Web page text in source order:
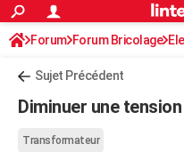
ACTUALITÉS
Politique
Société
Faits Divers
Education
Monde
Villes
+
Forum Forum Bricolage
Sujet Précédent
Diminuer une
Transformateur